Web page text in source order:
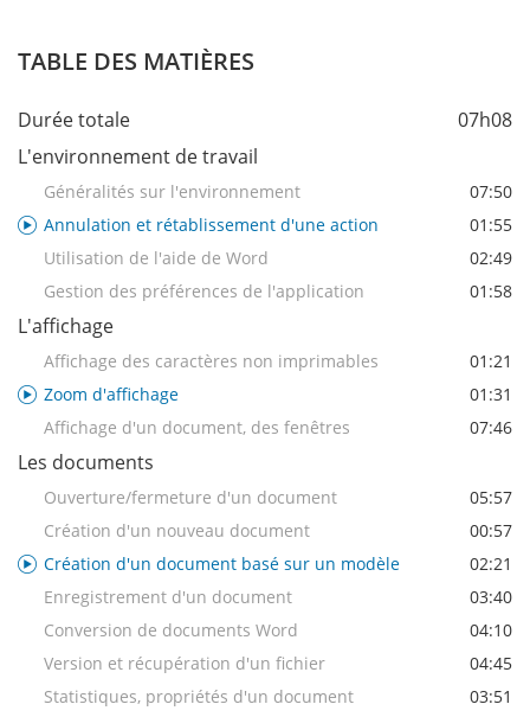
TABLE DES MATIÈRES
Durée totale
07h08
L'environnement de travail
Généralités sur l'environnement
07:50
Annulation et rétablissement d'une action
01:55
Utilisation de l'aide de Word
02:49
Gestion des préférences de l'application
01:58
L'affichage
Affichage des caractères non imprimables
01:21
Zoom d'affichage
01:31
Affichage d'un document, des fenêtres
07:46
Les documents
Ouverture/fermeture d'un document
05:57
Création d'un nouveau document
00:57
Création d'un document basé sur un modèle
02:21
Enregistrement d'un document
03:40
Conversion de documents Word
04:10
Version et récupération d'un fichier
04:45
Statistiques, propriétés d'un document
03:51